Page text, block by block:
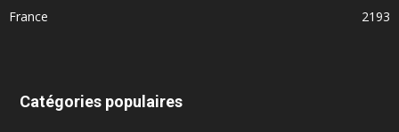
France
2193
Catégories populaires